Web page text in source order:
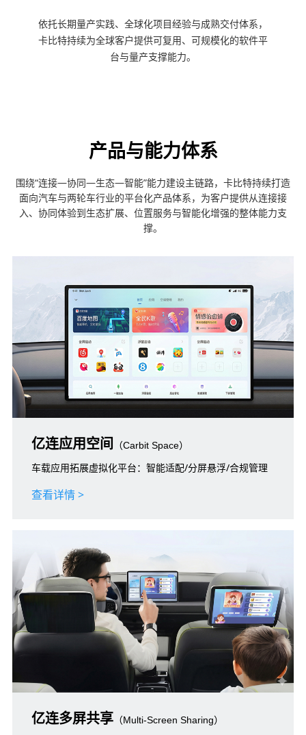
依托长期量产实践、全球化项目经验与成熟交付体系，
卡比特持续为全球客户提供可复用、可规模化的软件平
台与量产支撑能力。
产品与能力体系
围绕“连接—协同—生态—智能”能力建设主链路，卡比特持续打造
面向汽车与两轮车行业的平台化产品体系，为客户提供从连接接
入、协同体验到生态扩展、位置服务与智能化增强的整体能力支
撑。
亿连应用空间 （Carbit Space）
车载应用拓展虚拟化平台：智能适配/分屏悬浮/合规管理
查看详情 >
亿连多屏共享（Multi-Screen Sharing）